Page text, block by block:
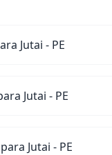
Jutai - PE
Jutai - PE
Jutai - PE